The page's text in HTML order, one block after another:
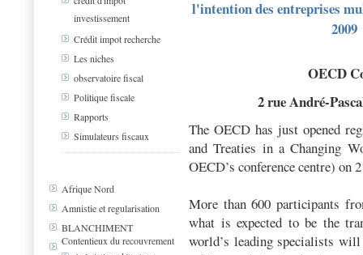
investissement
Crédit impot recherche
Les niches
observatoire fiscal
Politique fiscale
Rapports
Simulateurs fiscaux
Afrique Nord
Amnistie et regularisation
BLANCHIMENT
Contentieux du recouvrement
l'intention des entreprises
2009
OECD
2 rue André-
The OECD has just opened
and Treaties in a Changing
OECD’s conference centre) on
More than 600 participants
what is expected to be the
world’s leading specialists